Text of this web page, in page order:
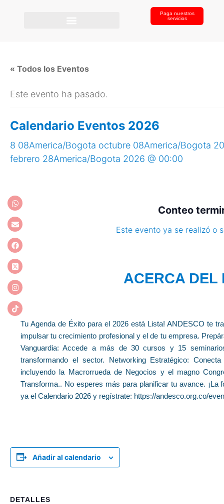
Paga nuestros
servicios
« Todos los Eventos
Este evento ha pasado.
Calendario Eventos 2026
8 08America/Bogota octubre 08America/Bogota
febrero 28America/Bogota 2026 @ 00:00
Conteo
Este evento ya se realizó o
ACERCA DEL
Tu Agenda de Éxito para el 2026 está Lista! ANDESCO te
impulsar tu crecimiento profesional y el de tu empresa.
Vanguardia: Accede a más de 30 cursos y 15
transformando el sector. Networking Estratégico:
incluyendo la Macrorrueda de Negocios y el magno
Transforma.. No esperes más para planificar tu avance.
ya el Calendario 2026 y regístrate: https://andesco.org.co/
Añadir al calendario
DETALLES